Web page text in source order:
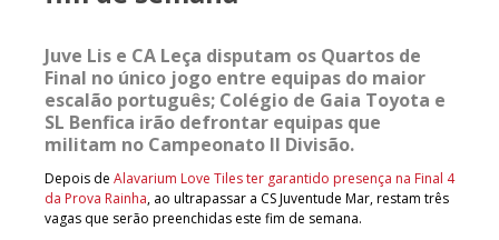
Juve Lis e CA Leça disputam os Quartos de
Final no único jogo entre equipas do maior
escalão português; Colégio de Gaia Toyota e
SL Benfica irão defrontar equipas que
militam no Campeonato II Divisão.
Depois de Alavarium Love Tiles ter garantido presença na Final 4
da Prova Rainha, ao ultrapassar a CS Juventude Mar, restam três
vagas que serão preenchidas este fim de semana.